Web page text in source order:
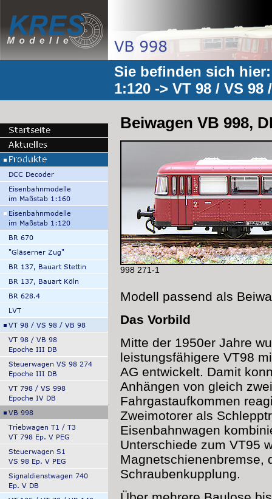
Sie befinden sich
1:120 -> VT 98 / VS 98
Beiwagen VB 998,
998 271-1
Modell passend als
Das Vorbild
Mitte der 1950er Jahre
leistungsfähigere VT98
AG entwickelt. Damit
Anhängen von gleich
Fahrgastaufkommen
Zweimotorer als
Eisenbahnwagen
Unterschiede zum VT95
Magnetschienenbremse,
Schraubenkupplung.